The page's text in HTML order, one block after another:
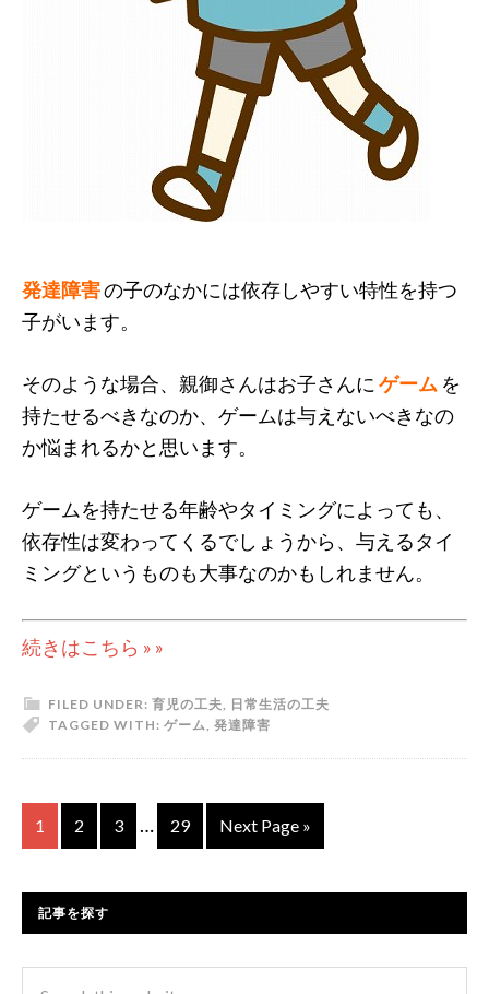
発達障害の子のなかには依存しやすい特性を持つ
子がいます。
そのような場合、親御さんはお子さんに ゲーム を
持たせるべきなのか、ゲームは与えないべきなの
か悩まれるかと思います。
ゲームを持たせる年齢やタイミングによっても、
依存性は変わってくるでしょうから、与えるタイ
ミングというものも大事なのかもしれません。
続きはこちら » »
FILED UNDER: 育児の工夫, 日常生活の工夫
TAGGED WITH: ゲーム, 発達障害
1 2 3 … 29 Next Page »
記事を探す